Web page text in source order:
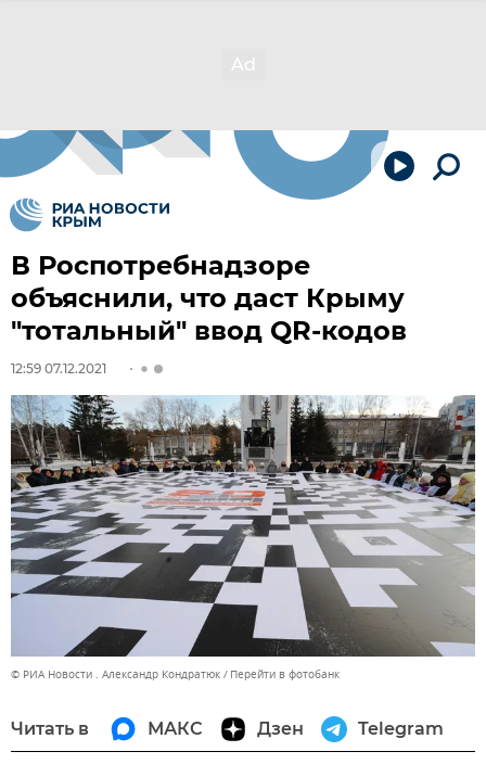
В Роспотребнадзоре
объяснили, что даст Крыму
"тотальный" ввод QR-кодов
12:59 07.12.2021
© РИА Новости . Александр Кондратюк Перейти в фотобанк
Читать в МАКС Дзен Telegram